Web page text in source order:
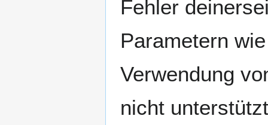
Fehler
Parametern
Verwendung
nicht